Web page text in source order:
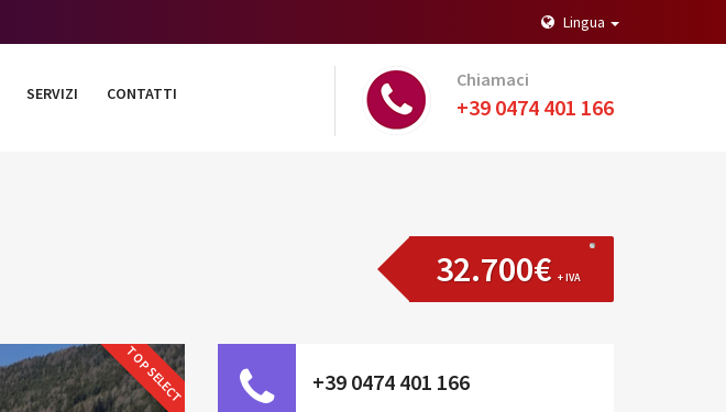
Lingua
SERVIZI CONTATTI
Chiamaci
+39 0474 401 166
32.700€ + IVA
TOP SELECT +39 0474 401 166